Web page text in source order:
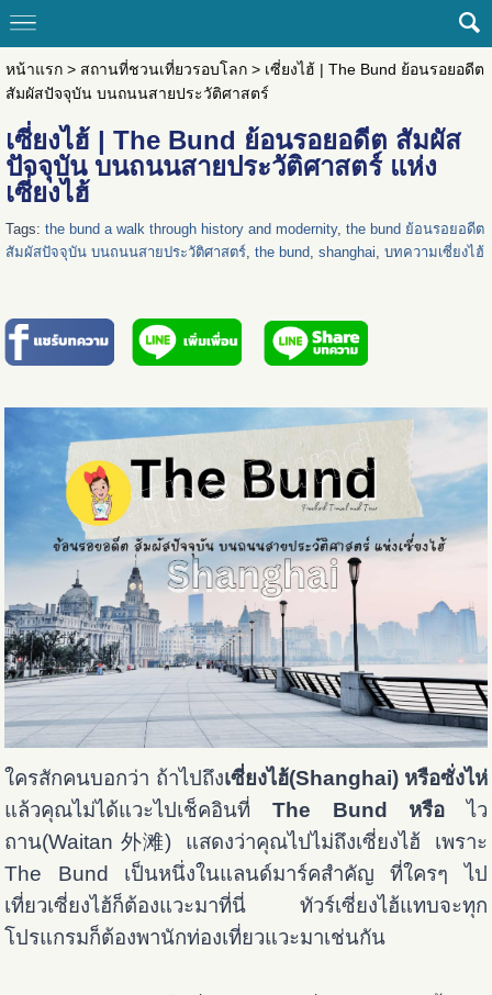
หน้าแรก> สถานที่ชวนเที่ยวรอบโลก> เซี่ยงไฮ้ | The Bund ย้อนรอยอดีต
สัมผัสปัจจุบัน บนถนนสายประวัติศาสตร์
เซี่ยงไฮ้ | The Bund ย้อนรอยอดีต สัมผัส
ปัจจุบัน บนถนนสายประวัติศาสตร์ แห่ง
เซี่ยงไฮ้
Tags: the bund a walk through history and modernity, the bund ย้อนรอยอดีต
สัมผัสปัจจุบัน บนถนนสายประวัติศาสตร์, the bund, shanghai, บทความเซี่ยงไฮ้
ใครสักคนบอกว่า ถ้าไปถึงเซี่ยงไฮ้(Shanghai) หรือซั่งไห่
แล้วคุณไม่ได้แวะไปเช็คอินที่ The Bund หรือไว
ถาน(Waitan 外滩) แสดงว่าคุณไปไม่ถึงเซี่ยงไฮ้ เพราะ
The Bund เป็นหนึ่งในแลนด์มาร์คสำคัญ ที่ใครๆ ไป
เที่ยวเซี่ยงไฮ้ก็ต้องแวะมาที่นี่ ทัวร์เซี่ยงไฮ้แทบจะทุก
โปรแกรมก็ต้องพานักท่องเที่ยวแวะมาเช่นกัน